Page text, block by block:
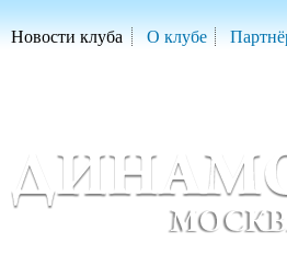
Новости клуба О клубе